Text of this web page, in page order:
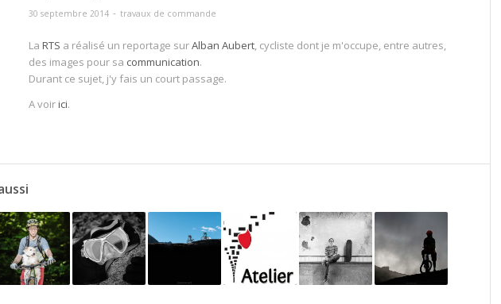
30 septembre 2014 - travaux de commande
LaRTS a réalisé un reportage surAlban Aubert, cycliste dont je m'occupe, entre autres,
des images pour sa communication.
Durant ce sujet, j'y fais un court passage.
A voirici.